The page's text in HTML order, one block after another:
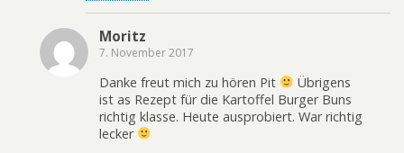
Moritz
7. November 2017
Danke freut mich zu hören Pit
Übrigens
ist as Rezept für die Kartoffel Burger Buns
richtig klasse. Heute ausprobiert. War richtig
lecker